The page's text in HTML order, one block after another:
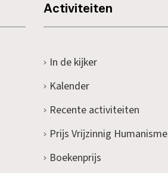
Activiteiten
In de kijker
Kalender
Recente activiteiten
Prijs Vrijzinnig Humanisme
Boekenprijs